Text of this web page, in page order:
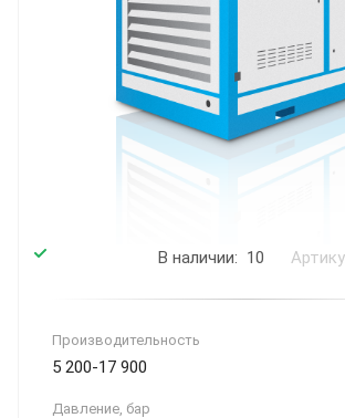
В наличии: 10
Производитель­ность
5 200-17 900
Давление, бар